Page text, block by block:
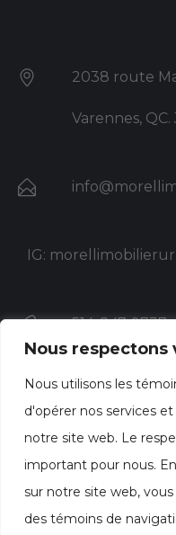
Nous
Nous utilisons les
d'opérer nos services
notre site web. Le
important pour nous.
sur notre site web,
des témoins de
2038 route
Varennes, QC.
IG:
514-847-9737